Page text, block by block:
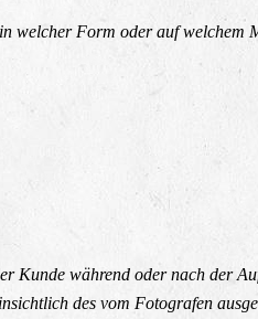
welcher Form oder auf welchem
Kunde während oder nach der
des vom Fotografen